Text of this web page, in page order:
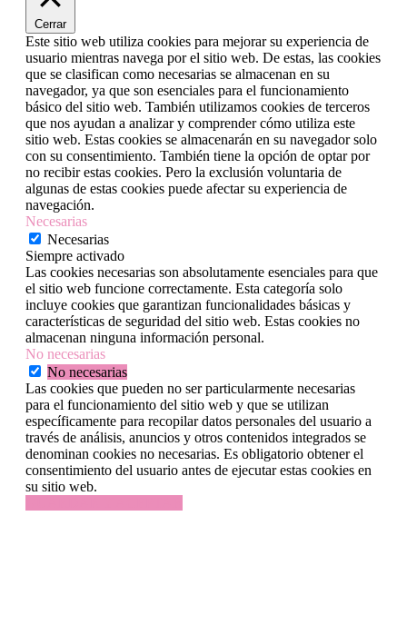
Cerrar
Este sitio web utiliza cookies para mejorar su experiencia de
usuario mientras navega por el sitio web. De estas, las cookies
que se clasifican como necesarias se almacenan en su
navegador, ya que son esenciales para el funcionamiento
básico del sitio web. También utilizamos cookies de terceros
que nos ayudan a analizar y comprender cómo utiliza este
sitio web. Estas cookies se almacenarán en su navegador solo
con su consentimiento. También tiene la opción de optar por
no recibir estas cookies. Pero la exclusión voluntaria de
algunas de estas cookies puede afectar su experiencia de
navegación.
Necesarias
Necesarias
Siempre activado
Las cookies necesarias son absolutamente esenciales para que
el sitio web funcione correctamente. Esta categoría solo
incluye cookies que garantizan funcionalidades básicas y
características de seguridad del sitio web. Estas cookies no
almacenan ninguna información personal.
No necesarias
No necesarias
Las cookies que pueden no ser particularmente necesarias
para el funcionamiento del sitio web y que se utilizan
específicamente para recopilar datos personales del usuario a
través de análisis, anuncios y otros contenidos integrados se
denominan cookies no necesarias. Es obligatorio obtener el
consentimiento del usuario antes de ejecutar estas cookies en
su sitio web.